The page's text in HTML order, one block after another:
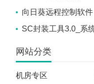
向日葵远程控制软件
SC封装工具3.0_系
网站分类
机房专区